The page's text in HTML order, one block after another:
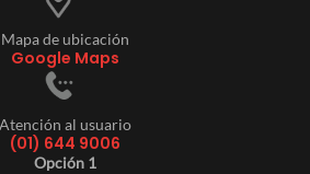
Mapa de ubicación
Google Maps
Atención al usuario
(01) 644 9006
Opción 1